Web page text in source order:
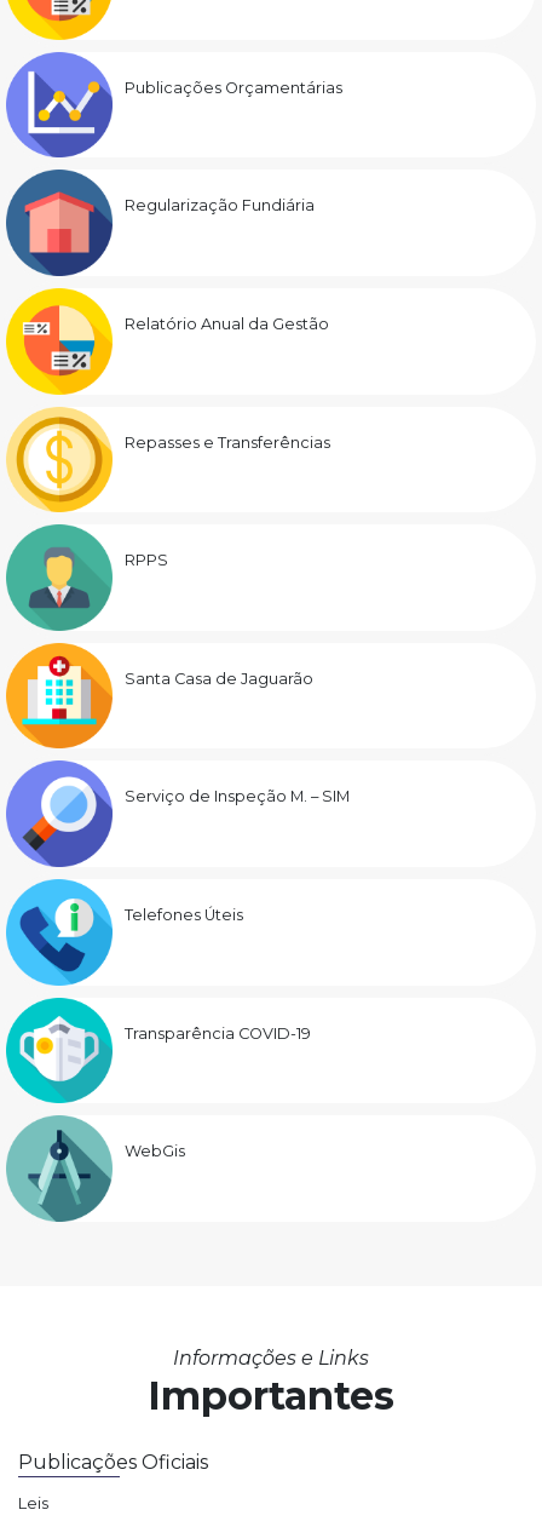
Publicações Orçamentárias
Regularização Fundiária
Relatório Anual da Gestão
Repasses e Transferências
RPPS
Santa Casa de Jaguarão
Serviço de Inspeção M. – SIM
Telefones Úteis
Transparência COVID-19
WebGis
Informações e Links
Importantes
Publicações Oficiais
Leis